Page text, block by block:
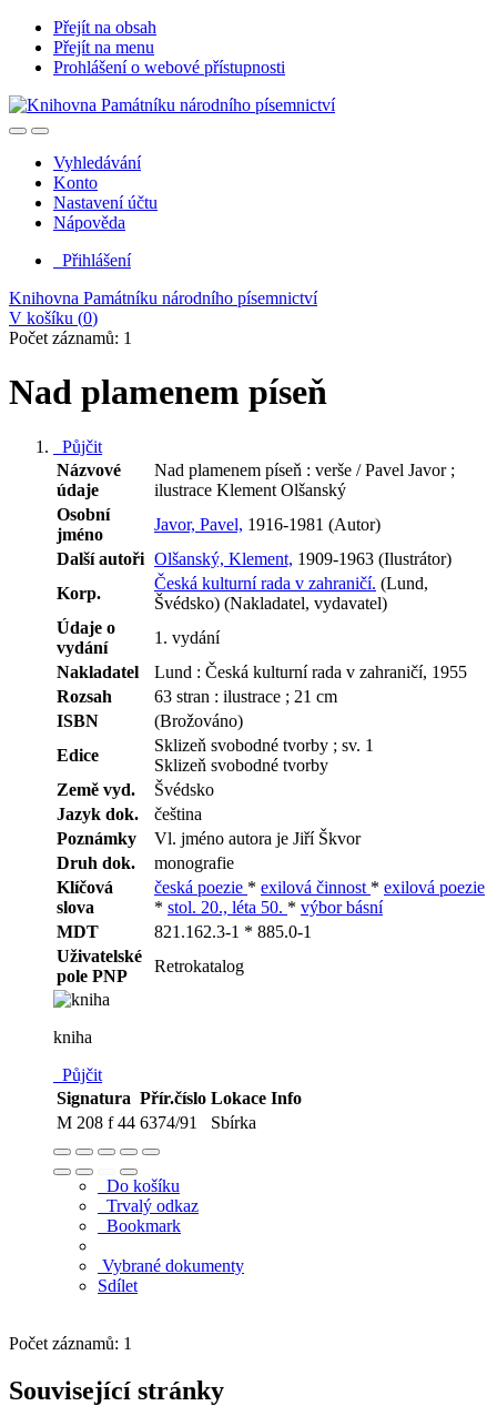
Přejít na obsah
Přejít na menu
Prohlášení o webové přístupnosti
Vyhledávání
Konto
Nastavení účtu
Nápověda
Přihlášení
Knihovna Památníku národního písemnictví
V košíku (0)
Počet záznamů: 1
Nad plamenem píseň
Půjčit
Názvové
údaje
Nad plamenem píseň : verše / Pavel Javor ;
ilustrace Klement Olšanský
Osobní
jméno
Javor, Pavel, 1916-1981 (Autor)
Další autoři Olšanský, Klement, 1909-1963 (Ilustrátor)
Korp.
Česká kulturní rada v zahraničí. (Lund,
Švédsko) (Nakladatel, vydavatel)
Údaje o
vydání
1. vydání
Nakladatel
Lund : Česká kulturní rada v zahraničí, 1955
Rozsah
63 stran : ilustrace ; 21 cm
ISBN
(Brožováno)
Edice
Sklizeň svobodné tvorby ; sv. 1
Sklizeň svobodné tvorby
Země vyd.
Švédsko
Jazyk dok.
čeština
Poznámky
Vl. jméno autora je Jiří Škvor
Druh dok.
monografie
Klíčová
slova
česká poezie * exilová činnost * exilová poezie
* stol. 20., léta 50. * výbor básní
MDT
821.162.3-1 * 885.0-1
Uživatelské
pole PNP
Retrokatalog
kniha
Půjčit
Signatura Přír.číslo Lokace Info
M 208 f 44 6374/91 Sbírka
Do košíku
Trvalý odkaz
Bookmark
Vybrané dokumenty
Sdílet
Počet záznamů: 1
Související stránky